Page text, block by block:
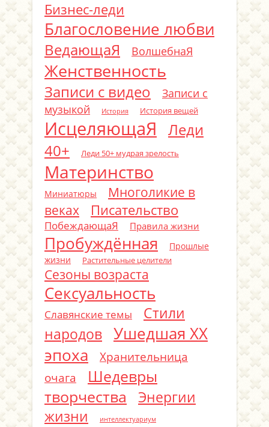
Бизнес-леди
Благословение любви
ВедающаЯ ВолшебнаЯ
Женственность
Записи с видео
Записи с
музыкой
История История вещей
ИсцеляющаЯ
Леди
40+
Леди 50+ мудрая зрелость
Материнство
Миниатюры
Многоликие в
веках
Писательство
ПобеждающаЯ Правила жизни
Пробуждённая
Прошлые
жизни
Растительные целители
Сезоны возраста
Сексуальность
Славянские темы
Стили
народов
Ушедшая ХХ
эпоха
Хранительница
очага
Шедевры
творчества
Энергии
жизни
интеллектуариум